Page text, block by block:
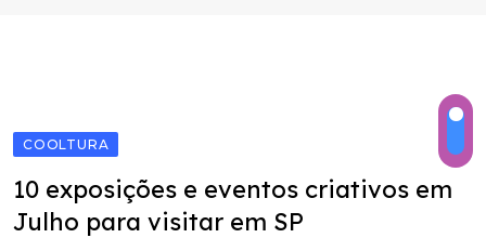
COOLTURA
10 exposições e eventos criativos em
Julho para visitar em SP